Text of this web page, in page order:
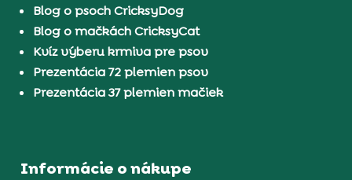
Blog o psoch CricksyDog
Blog o mačkách CricksyCat
Kvíz výberu krmiva pre psov
Prezentácia 72 plemien psov
Prezentácia 37 plemien mačiek
Informácie o nákupe